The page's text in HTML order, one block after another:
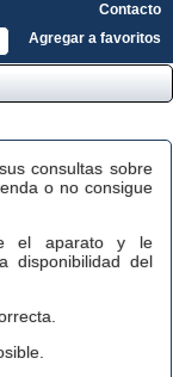
Contacto
Agregar a favoritos
consultas sobre
o no consigue
el aparato y le
disponibilidad del